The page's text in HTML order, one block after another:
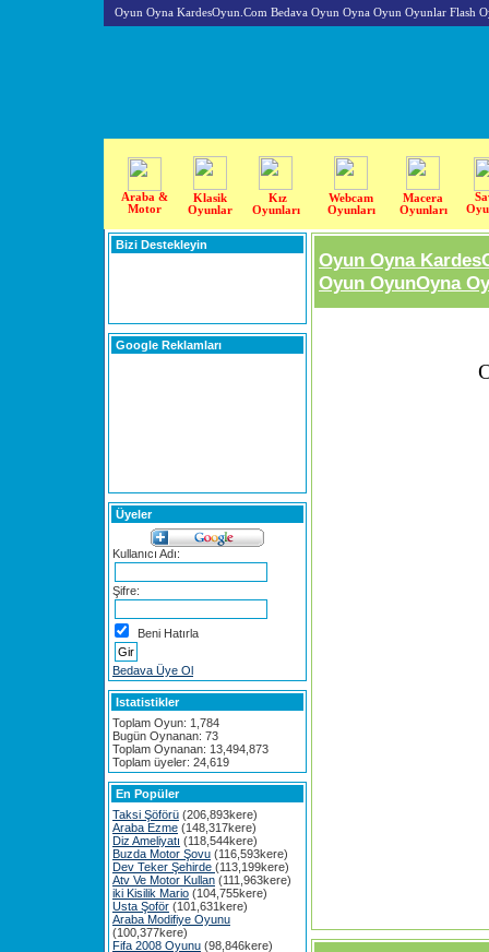
Oyun Oyna KardesOyun.Com Bedava Oyun Oyna Oyun Oyunlar Flash
Araba &
Motor
Klasik
Oyunlar
Kız
Oyunları
Webcam
Oyunları
Macera
Oyunları
Bizi Destekleyin
Google Reklamları
Üyeler
Kullanıcı Adı:
Şifre:
Beni Hatırla
Bedava Üye Ol
Istatistikler
Toplam Oyun: 1,784
Bugün Oynanan: 73
Toplam Oynanan: 13,494,873
Toplam üyeler: 24,619
En Popüler
Taksi Şöförü (206,893kere)
Araba Ezme (148,317kere)
Diz Ameliyatı (118,544kere)
Buzda Motor Şovu (116,593kere)
Dev Teker Şehirde (113,199kere)
Atv Ve Motor Kullan (111,963kere)
iki Kisilik Mario (104,755kere)
Usta Şoför (101,631kere)
Araba Modifiye Oyunu
(100,377kere)
Fifa 2008 Oyunu (98,846kere)
Oyun Oyna
Oyun OyunOyna